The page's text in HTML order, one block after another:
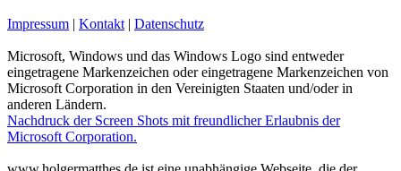
Impressum | Kontakt | Datenschutz
Microsoft, Windows und das Windows Logo sind entweder
eingetragene Markenzeichen oder eingetragene Markenzeichen von
Microsoft Corporation in den Vereinigten Staaten und/oder in
anderen Ländern.
Nachdruck der Screen Shots mit freundlicher Erlaubnis der
Microsoft Corporation.